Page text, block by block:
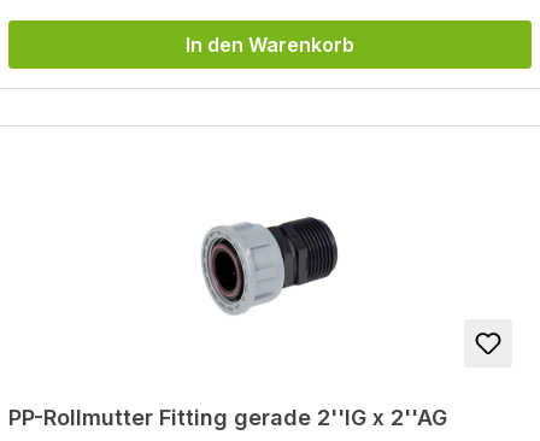
In den Warenkorb
PP-Rollmutter Fitting gerade 2''IG x 2''AG